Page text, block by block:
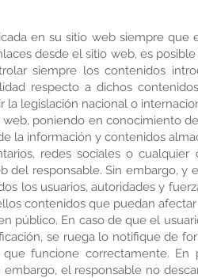
en su sitio web siempre que
desde el sitio web, es
siempre los contenidos
respecto a dichos
legislación nacional o
poniendo en conocimiento
la información y contenidos
redes sociales o
del responsable. Sin embargo, y
los usuarios, autoridades y
contenidos que puedan
público. En caso de que el
se ruega lo notifique de
funcione correctamente. En
el responsable no